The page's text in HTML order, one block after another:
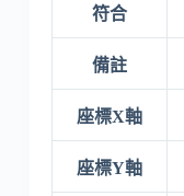
符合
備註
座標X軸
座標Y軸